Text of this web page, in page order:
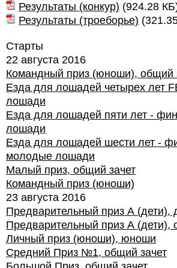
Результаты (конкур) (924.28 КБ
Результаты (троеборье) (
Старты
22 августа 2016
Командный приз (юноши), общий
Езда для лошадей четырех лет
лошади
Езда для лошадей пяти лет -
лошади
Езда для лошадей шести лет -
молодые лошади
Малый приз, общий зачет
Командный приз (юноши)
23 августа 2016
Предварительный приз А (дети),
Предварительный приз А (дети),
Личный приз (юноши), юноши
Средний Приз №1, общий зачет